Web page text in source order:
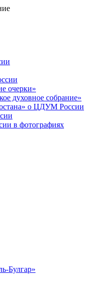
очерки»
духовное собрание»
о ЦДУМ России
в фотографиях
Булгар»